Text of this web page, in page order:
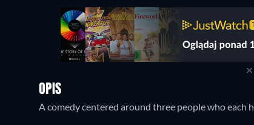
OPIS
A comedy centered around three people who each